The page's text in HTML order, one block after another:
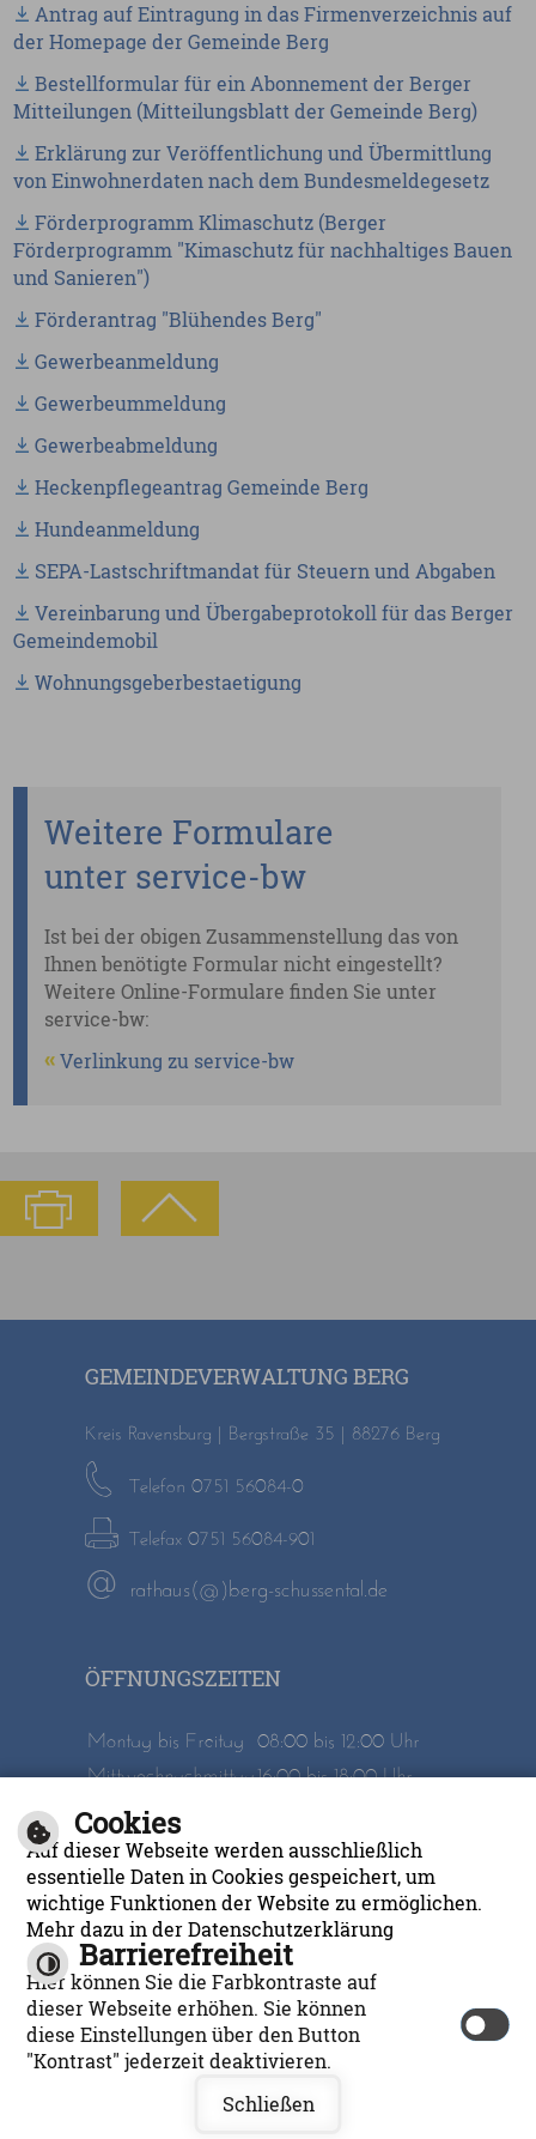
Antrag auf Eintragung in das Firmenverzeichnis auf
der Homepage der Gemeinde Berg
Bestellformular für ein Abonnement der Berger
Mitteilungen (Mitteilungsblatt der Gemeinde Berg)
Erklärung zur Veröffentlichung und Übermittlung
von Einwohnerdaten nach dem Bundesmeldegesetz
Förderprogramm Klimaschutz (Berger
Förderprogramm "Kimaschutz für nachhaltiges Bauen
und Sanieren")
Förderantrag "Blühendes Berg"
Gewerbeanmeldung
Gewerbeummeldung
Gewerbeabmeldung
Heckenpflegeantrag Gemeinde Berg
Hundeanmeldung
SEPA-Lastschriftmandat für Steuern und Abgaben
Vereinbarung und Übergabeprotokoll für das Berger
Gemeindemobil
Wohnungsgeberbestaetigung
Weitere Formulare
unter service-bw
Ist bei der obigen Zusammenstellung das von
Ihnen benötigte Formular nicht eingestellt?
Weitere Online-Formulare finden Sie unter
service-bw:
Verlinkung zu service-bw
GEMEINDEVERWALTUNG BERG
Kreis Ravensburg | Bergstraße 35 | 88276 Berg
Telefon 0751 56084-0
Telefax 0751 56084-901
rathaus(@)berg-schussental.de
ÖFFNUNGSZEITEN
Montag bis Freitag 08:00 bis 12:00 Uhr
Mittwochnachmittag16:00 bis 18:00 Uhr
Inhalt
Impressum
Datenschutzerklärung
Barrierefreiheit
© cm city media GmbH
Cookies
Auf dieser Webseite werden ausschließlich
essentielle Daten in Cookies gespeichert, um
wichtige Funktionen der Website zu ermöglichen.
Mehr dazu in der Datenschutzerklärung
Barrierefreiheit
Hier können Sie die Farbkontraste auf
dieser Webseite erhöhen. Sie können
diese Einstellungen über den Button
"Kontrast" jederzeit deaktivieren.
Schließen